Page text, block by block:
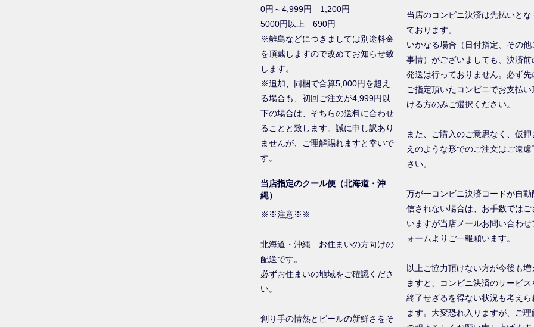
0円～4,999円 1,200円
5000円以上 690円
※離島などにつきましては別途料金
を頂戴しますので改めてお知らせ致
します。
※追加、同梱で合算5,000円を超え
る場合も、初回ご注文が4,999円以
下の場合は、そちらの送料に合わせ
ることと致します。誠に申し訳あり
ませんが、ご理解賜れますと幸いで
す。
当店指定のクール便（北海道・沖
縄）
※※注意※※
北海道・沖縄 お住まいの方向けの
配送です。
必ずお住まいの地域をご確認くださ
い。
創り手の情熱とビールの新鮮さをそ
当店のコンビニ決済は先払いとな
ております。
いかなる場合（日付指定、その他
事情）がございましても、決済前
発送は行っておりません。必ず先
ご指定頂いたコンビニでお支払い
ける方のみご選択ください。
また、ご購入のご意思なく、仮押
えのような形でのご注文はご遠慮
さい。
万が一コンビニ決済コードが自動
信されない場合は、お手数ではご
いますが当店メールお問い合わせ
ォームよりご一報願います。
以上ご協力頂けない方が今後も増
ますと、コンビニ決済のサービス
終了せざるを得ない状況も考えら
ます。大変恐れ入りますが、ご理